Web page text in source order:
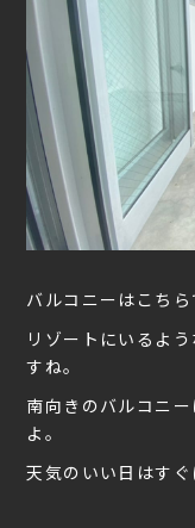
バルコニーはこちら
リゾートにいるよ
すね。
南向きのバルコニ
よ。
天気のいい日はすぐ